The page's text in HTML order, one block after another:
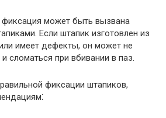
фиксация может быть вызвана
Если штапик изготовлен из
имеет дефекты, он может не
сломаться при вбивании в паз.
фиксации штапиков,